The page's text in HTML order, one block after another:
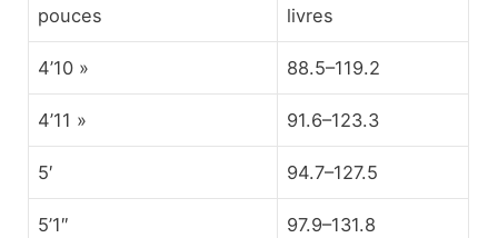
pouces
livres
4’10 » 88.5–119.2
4’11 » 91.6–123.3
5′ 94.7–127.5
5’1″ 97.9–131.8